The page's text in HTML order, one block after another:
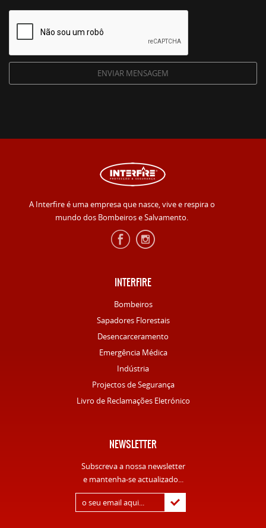
A Interfire é uma empresa que nasce, vive e respira o
mundo dos Bombeiros e Salvamento.
INTERFIRE
Bombeiros
Sapadores Florestais
Desencarceramento
Emergência Médica
Indústria
Projectos de Segurança
Livro de Reclamações Eletrónico
NEWSLETTER
Subscreva a nossa newsletter
e mantenha-se actualizado...